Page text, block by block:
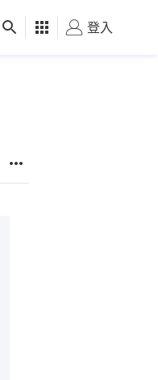
健康 好食玩飛
登入